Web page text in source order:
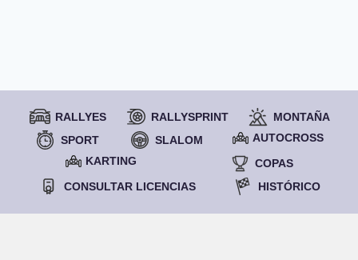
RALLYES RALLYSPRINT
MONTAÑA
SPORT
SLALOM
AUTOCROSS
KARTING
COPAS
CONSULTAR LICENCIAS
HISTÓRICO